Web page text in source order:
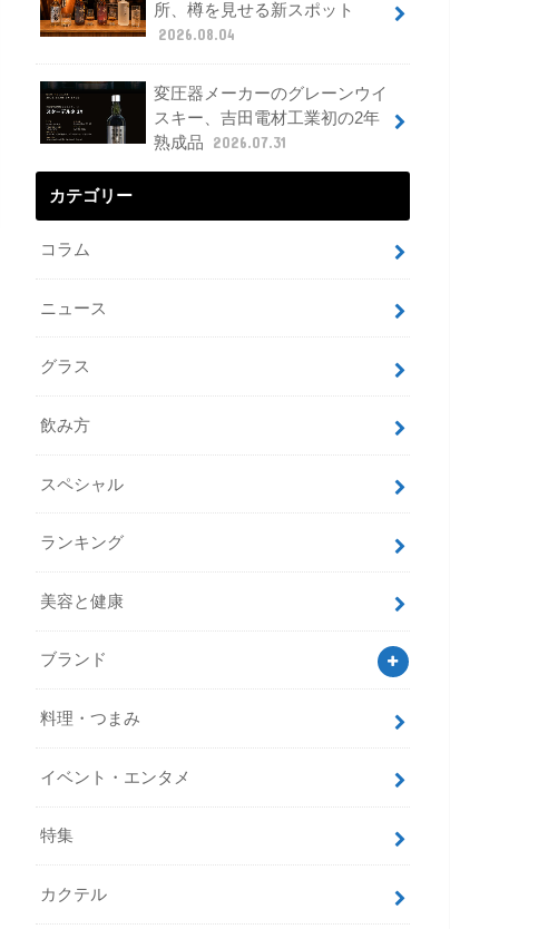
所、樽を見せる新スポット
2026.08.04
変圧器メーカーのグレーンウイ
スキー、吉田電材工業初の2年
熟成品
2026.07.31
カテゴリー
コラム
ニュース
グラス
飲み方
スペシャル
ランキング
美容と健康
ブランド
料理・つまみ
イベント・エンタメ
特集
カクテル